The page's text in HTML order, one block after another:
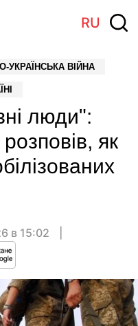
RU
УКРАЇНСЬКА ВІЙНА
люди":
як
в 15:02